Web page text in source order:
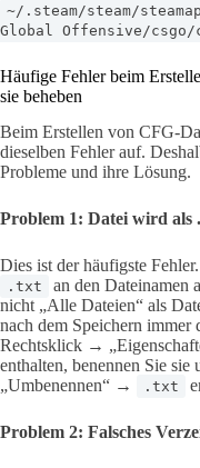
~/.steam/steam/
Global Offensive/
Häufige Fehler beim
sie beheben
Beim Erstellen von CFG-
dieselben Fehler auf.
Probleme und ihre Lösung.
Problem 1: Datei wird als
Dies ist der häufigste
.txt
an den Dateinamen
nicht „Alle Dateien“ als
nach dem Speichern
Rechtsklick →
enthalten, benennen Sie
„Umbenennen“ →
.txt
Problem 2: Falsches